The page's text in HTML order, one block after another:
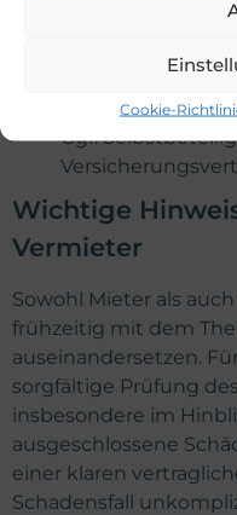
Cookie-
Übliche
abgedeckt
Ggf.
Wichtige
Vermieter
Sowohl Mieter als
frühzeitig mit dem
auseinandersetzen.
sorgfältige Prüfung
insbesondere im
ausgeschlossene
einer klaren
Schadensfall